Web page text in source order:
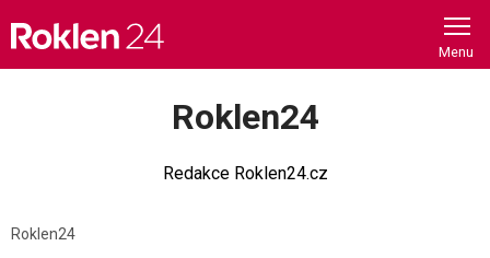
content
Roklen24
Redakce Roklen24.cz
Roklen24